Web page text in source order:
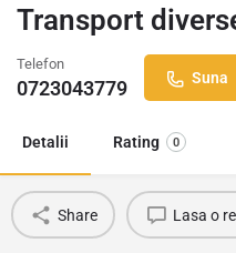
Transport
Telefon
0723043779 Suna
Detalii Rating 0
Share Lasa o